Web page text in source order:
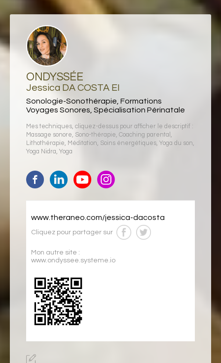
ONDYSSÉE
Jessica DA COSTA EI
Sonologie-Sonothérapie, Formations
Voyages Sonores, Spécialisation Périnatale
Mes techniques, cliquez-dessus pour afficher le descriptif :
Massage sonore, Sono-thérapie, Coaching parental ,
Lithothérapie, Méditation, Soins énergétiques, Yoga du son,
Yoga Nidra, Yoga
www.theraneo.com/jessica-dacosta
Cliquez pour partager sur
Mon autre site :
www.ondyssee.systeme.io